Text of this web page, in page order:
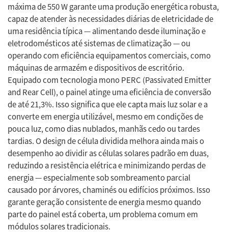
máxima de 550 W garante uma produção energética robusta,
capaz de atender às necessidades diárias de eletricidade de
uma residência típica — alimentando desde iluminação e
eletrodomésticos até sistemas de climatização — ou
operando com eficiência equipamentos comerciais, como
máquinas de armazém e dispositivos de escritório.
Equipado com tecnologia mono PERC (Passivated Emitter
and Rear Cell), o painel atinge uma eficiência de conversão
de até 21,3%. Isso significa que ele capta mais luz solar e a
converte em energia utilizável, mesmo em condições de
pouca luz, como dias nublados, manhãs cedo ou tardes
tardias. O design de célula dividida melhora ainda mais o
desempenho ao dividir as células solares padrão em duas,
reduzindo a resistência elétrica e minimizando perdas de
energia — especialmente sob sombreamento parcial
causado por árvores, chaminés ou edifícios próximos. Isso
garante geração consistente de energia mesmo quando
parte do painel está coberta, um problema comum em
módulos solares tradicionais.